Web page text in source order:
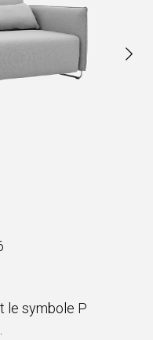
le symbole P